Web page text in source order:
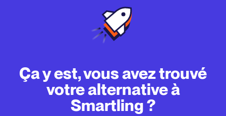
Ça y est, vous avez trouvé
votre alternative à
Smartling ?